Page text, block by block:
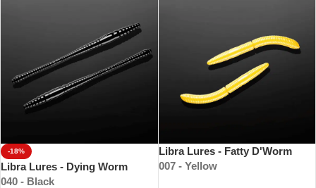
-18%
Libra Lures - Dying Worm
040 - Black
Libra Lures - Fatty D'Worm
007 - Yellow